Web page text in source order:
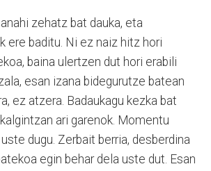
zehatz bat dauka, eta
ere baditu. Ni ez naiz hitz hori
baina ulertzen dut hori erabili
esan izana bidegurutze batean
ez atzera. Badaukagu kezka bat
ari garenok. Momentu
dugu. Zerbait berria, desberdina
egin behar dela uste dut. Esan